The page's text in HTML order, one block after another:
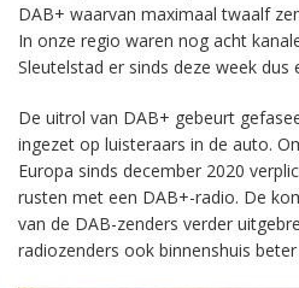
DAB+ waarvan maximaal twaalf
In onze regio waren nog acht
Sleutelstad er sinds deze week dus
De uitrol van DAB+ gebeurt
ingezet op luisteraars in de auto.
Europa sinds december 2020
rusten met een DAB+-radio. De
van de DAB-zenders verder
radiozenders ook binnenshuis